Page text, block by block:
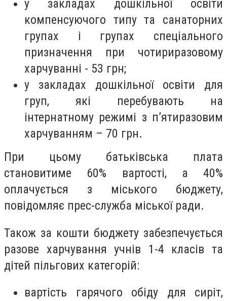
у закладах дошкільної освіти
компенсуючого типу та санаторних
групах і групах спеціального
призначення при чотириразовому
харчуванні - 53 грн;
у закладах дошкільної освіти для
груп, які перебувають на
інтернатному режимі з п’ятиразовим
харчуванням – 70 грн.
При цьому батьківська плата
становитиме 60% вартості, а 40%
оплачується з міського бюджету,
повідомляє прес-служба міської ради.
Також за кошти бюджету забезпечується
разове харчування учнів 1-4 класів та
дітей пільгових категорій:
вартість гарячого обіду для сиріт,